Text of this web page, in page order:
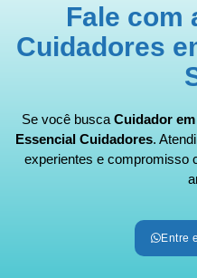
Fale com
Cuidadores
Se você busca Cuidador
Essencial Cuidadores.
experientes e compromisso
Entre